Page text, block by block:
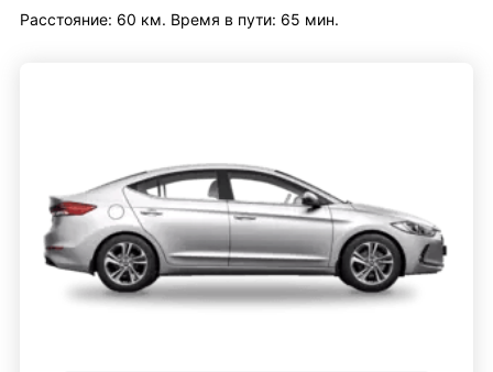
Расстояние: 60 км. Время в пути: 65 мин.